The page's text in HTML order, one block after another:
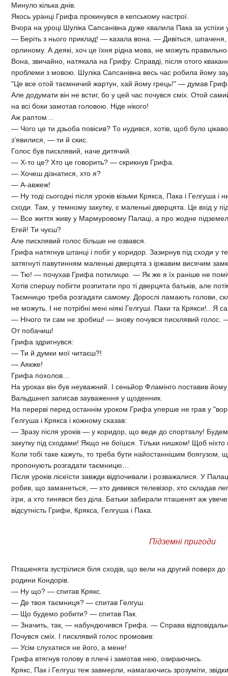
Минуло кілька днів.
Якось уранці Грифа прокинувся в кепському настрої.
Вчора на уроці Шуліка Сапсанівна дуже хвалила Пака за успіхи
— Беріть з нього приклад! — казала вона. — Дивіться, шпаченя,
орлиному. А деякі, хоч це їхня рідна мова, не можуть правильно
Вона, звичайно, натякала на Грифу. Справді, після отого
проблеми з мовою. Шуліка Сапсанівна весь час робила йому
"Це все отой таємничий жартун, хай йому грець!" — думав
Але додумати він не встиг, бо у цей час почувся сміх. Отой
на всі боки замотав головою. Ніде нікого!
Аж раптом…
— Чого це ти дзьоба повісив? То нудився, хотів, щоб було
з’явилися, — ти й скис.
Голос був писклявий, наче дитячий.
— Х-то це? Хто це говорить? — скрикнув Грифа.
— Хочеш дізнатися, хто я?
— А-авжеж!
— Ну тоді сьогодні після уроків візьми Крякса, Пака і Гелгуша і
сходи. Там, у темному закутку, є маленькі дверцята. Це вхід у
— Все життя живу у Мармуровому Палаці, а про жодне
Егей! Ти чуєш?
Але писклявий голос більше не озвався.
Грифа натягнув штанці і побіг у коридор. Зазирнув під сходи у
затягнуті павутинням маленькі дверцята з іржавим висячим
— Тю! — почухав Грифа потилицю. — Як же я їх раніше не
Хотів спершу побігти розпитати про ті дверцята батьків, але
Таємницю треба розгадати самому. Дорослі ламають голови,
не можуть. І не потрібні мені ніякі Гелгуші. Паки та Крякси!.. Я
— Нічого ти сам не зробиш! — знову почувся писклявий голос.
От побачиш!
Грифа здригнувся:
— Ти й думки мої читаєш?!
— Аякже!
Грифа похолов…
На уроках він був неуважний. І сеньйор Фламінго поставив
Вальдшнеп записав зауваження у щоденник.
На перерві перед останнім уроком Грифа уперше не грав у
Гелгуша і Крякса і кожному сказав:
— Зразу після уроків — у коридор, що веде до спортзалу!
закутку під сходами! Якщо не боїшся. Тільки нишком! Щоб ніхто
Коли тобі таке кажуть, то треба бути найостаннішим боягузом,
пропонують розгадати таємницю…
Після уроків лісеїсти завжди відпочивали і розважалися. У
робив, що заманеться, — хто дивився телевізор, хто складав
ігри, а хто тинявся без діла. Батьки забирали пташенят аж
відсутність Грифи, Крякса, Гелгуша і Пака.
Підземні пригоди
Пташенята зустрілися біля сходів, що вели на другий поверх
родини Кондорів.
— Ну що? — спитав Крякс.
— Де твоя таємниця? — спитав Гелгуш.
— Що будемо робити? — спитав Пак.
— Значить, так, — набундючився Грифа. — Справа
Почувся сміх. І писклявий голос промовив:
— Усім слухатися не його, а мене!
Грифа втягнув голову в плечі і замотав нею, озираючись.
Крякс, Пак і Гелгуш теж завмерли, намагаючись зрозуміти,